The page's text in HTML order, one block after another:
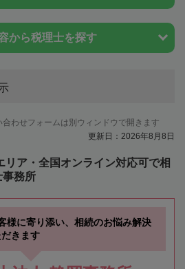
から税理士を探す
わせフォームは別ウィンドウで開きます
更新日：2026年8月8日
リア・全国オンライン対応可で相
事務所
様に寄り添い、相続のお悩み解決
きます